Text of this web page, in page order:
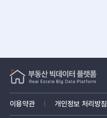
이용약관 개인정보 처리방침